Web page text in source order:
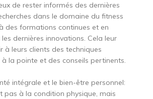
de rester informés des dernières
dans le domaine du fitness
des formations continues et en
les dernières innovations. Cela leur
à leurs clients des techniques
à la pointe et des conseils pertinents.
intégrale et le bien-être personnel:
pas à la condition physique, mais